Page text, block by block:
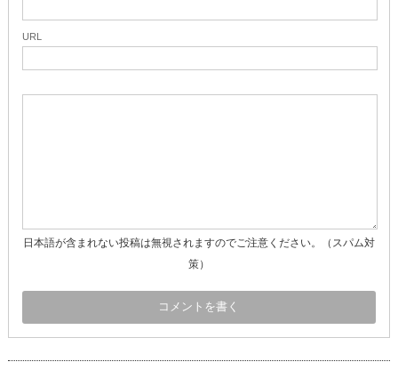
URL
日本語が含まれない投稿は無視されますのでご注意ください。（スパム対
策）